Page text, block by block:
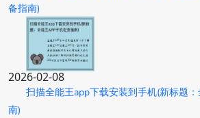
备指南)
2026-02-08
扫描全能王app下载安装到手机(新标题
南)